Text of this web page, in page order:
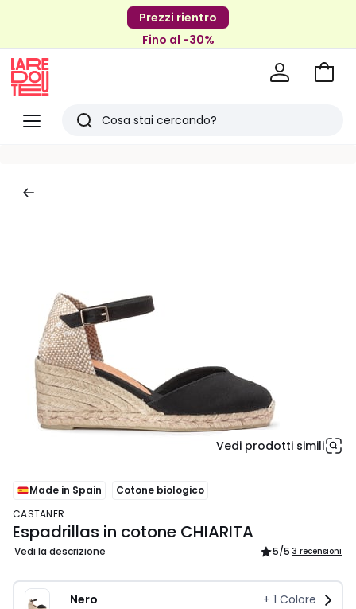
Prezzi rientro
Fino al -30%
Menu
Redoute
Ricerca
Vai
Vedi prodotti simili
Made in Spain
Cotone biologico
CASTANER
Espadrillas in cotone CHIARITA
Vedi la descrizione 5/5 3 recensioni
Nero + 1 Colore